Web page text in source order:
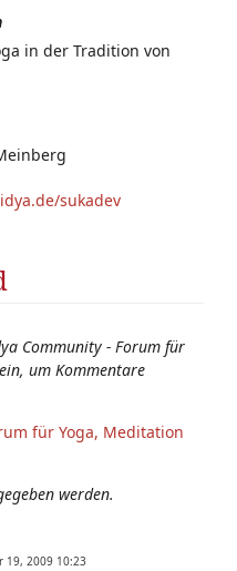
in der Tradition von
sukadev
Community - Forum für
um Kommentare
für Yoga, Meditation
werden.
19, 2009 10:23